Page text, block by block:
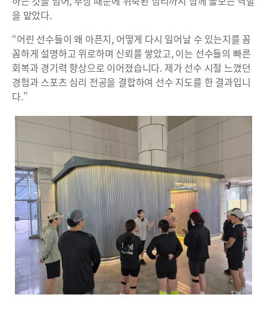
을 맡았다.
“어린 선수들이 왜 아픈지, 어떻게 다시 일어날 수 있는지를 꼼
꼼하게 설명하고 위로하며 신뢰를 쌓았고, 이는 선수들의 빠른
회복과 경기력 향상으로 이어졌습니다. 제가 선수 시절 느꼈던
경험과 스포츠 심리 전공을 결합하여 선수 지도를 한 결과입니
다.”